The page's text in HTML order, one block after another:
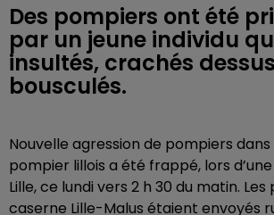
Des pompiers ont été
par un jeune individu
insultés, crachés
bousculés.
Nouvelle agression de pompiers dans
pompier lillois a été frappé, lors
Lille,ce lundi vers 2 h 30 du matin. Les
caserne Lille-Malus étaient envoyés